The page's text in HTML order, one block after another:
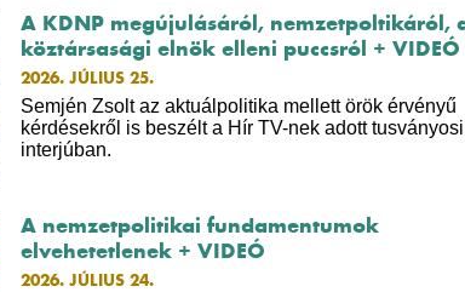
A KDNP megújulásáról, nemzetpoltikáról,
köztársasági elnök elleni puccsról + VIDEÓ
2026. JÚLIUS 25.
Semjén Zsolt az aktuálpolitika mellett örök érvényű
kérdésekről is beszélt a Hír TV-nek adott tusványosi
interjúban.
A nemzetpolitikai fundamentumok
elvehetetlenek + VIDEÓ
2026. JÚLIUS 24.